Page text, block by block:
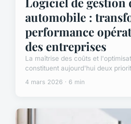
automobile :
performance
des entreprises
La maîtrise des coûts et
constituent aujourd'hui deux
4 mars 2026 · 6 min